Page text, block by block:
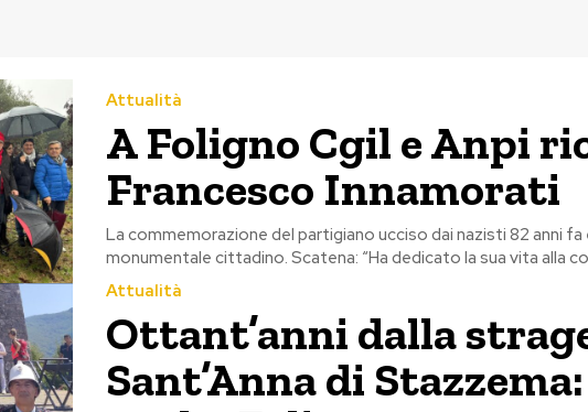
Attualità
A Foligno Cgil e Anpi
Francesco Innamorati
La commemorazione del partigiano ucciso dai nazisti 82 anni
monumentale cittadino. Scatena: “Ha dedicato la sua vita alla
Attualità
Ottant’anni dalla
Sant’Anna di